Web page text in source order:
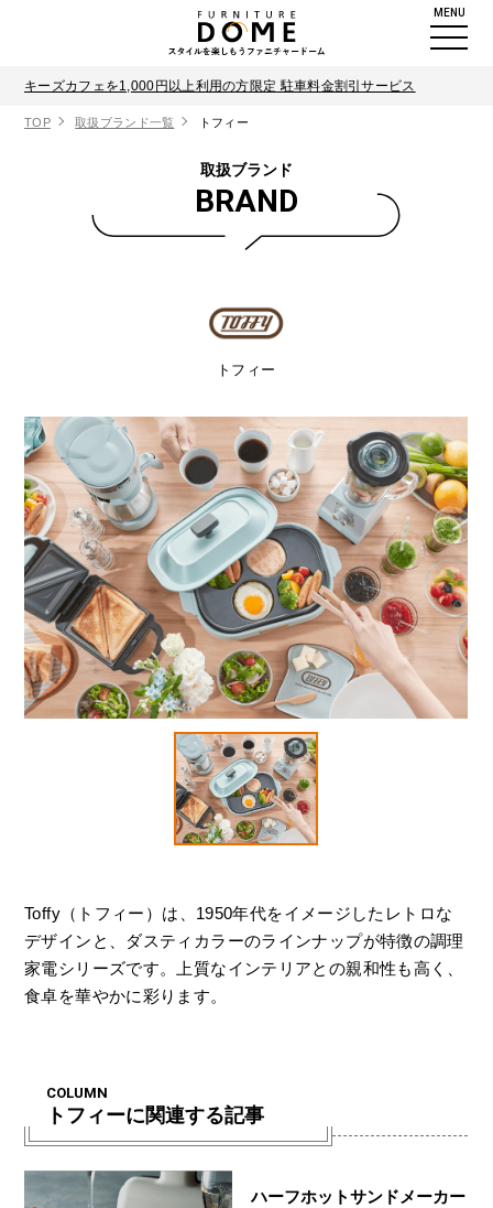
MENU
キーズカフェを1,000円以上利用の方限定 駐車料金割引サービス
TOP 取扱ブランド一覧 トフィー
取扱ブランド
BRAND
トフィー
Toffy（トフィー）は、1950年代をイメージしたレトロな
デザインと、ダスティカラーのラインナップが特徴の調理
家電シリーズです。上質なインテリアとの親和性も高く、
食卓を華やかに彩ります。
COLUMN
トフィーに関連する記事
ハーフホットサンドメーカー